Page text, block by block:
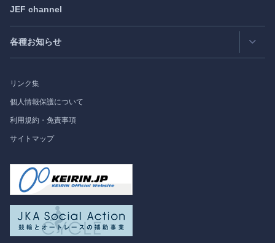
過去の実績
研究会
出版物
受託事業
JEF channel
各種お知らせ
フォーラム情報
調査研究
リンク集
個人情報保護について
利用規約・免責事項
サイトマップ